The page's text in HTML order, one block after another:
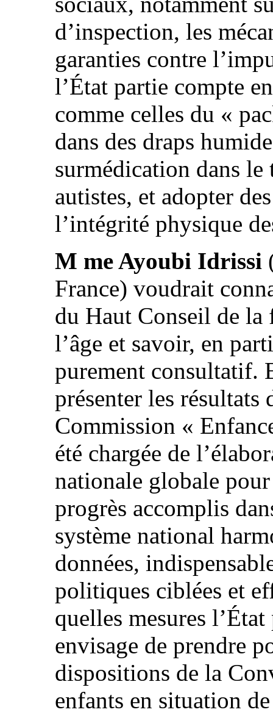
d’inspection, les
garanties contre
l’État partie compte
comme celles du «
dans des draps
surmédication dans le
autistes, et adopter
l’intégrité physique
M me Ayoubi Idrissi
France) voudrait
du Haut Conseil de la
l’âge et savoir, en
purement consultatif.
présenter les résultats
Commission «
été chargée de
nationale globale
progrès accomplis
système national
données,
politiques ciblées et
quelles mesures
envisage de prendre
dispositions de la
enfants en situation